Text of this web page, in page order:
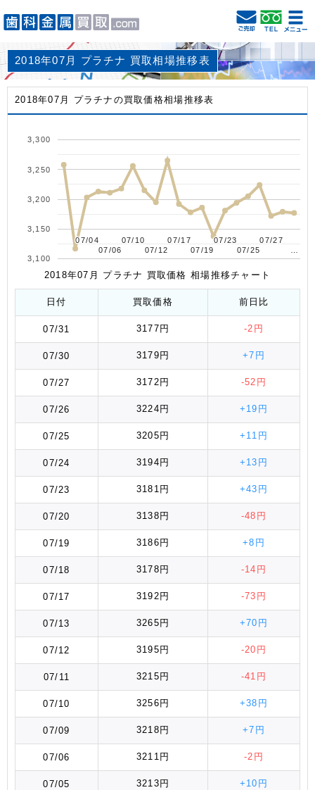
2018年07月 プラチナ 買取相場推移表
2018年07月 プラチナの買取価格相場推移表
07/04
07/04
07/06
07/06
07/10
07/10
07/12
07/12
07/17
07/17
07/19
07/19
07/23
07/23
07/25
07/25
07/27
07/27
3,100
3,150
3,200
3,250
3,300
2018年07月 プラチナ 買取価格 相場推移チャート
日付 買取価格 前日比
07/31 3177円 -2円
07/30 3179円 +7円
07/27 3172円 -52円
07/26 3224円 +19円
07/25 3205円 +11円
07/24 3194円 +13円
07/23 3181円 +43円
07/20 3138円 -48円
07/19 3186円 +8円
07/18 3178円 -14円
07/17 3192円 -73円
07/13 3265円 +70円
07/12 3195円 -20円
07/11 3215円 -41円
07/10 3256円 +38円
07/09 3218円 +7円
07/06 3211円 -2円
07/05 3213円 +10円